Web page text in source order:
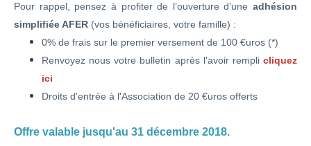
Pour rappel, pensez à profiter de l’ouverture d’une adhésion
simplifiée AFER (vos bénéficiaires, votre famille) :
0% de frais sur le premier versement de 100 €uros (*)
Renvoyez nous votre bulletin après l'avoir rempli cliquez
ici
Droits d'entrée à l'Association de 20 €uros offerts
Offre valable jusqu'au 31 décembre 2018.